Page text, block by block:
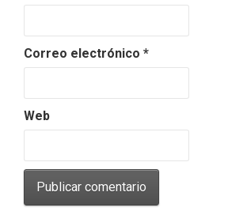
Correo electrónico *
Web